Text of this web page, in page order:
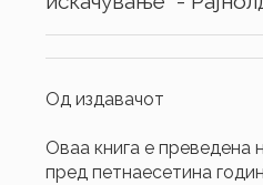
Од издавачот
Оваа книга е преведена
пред петнаесетина